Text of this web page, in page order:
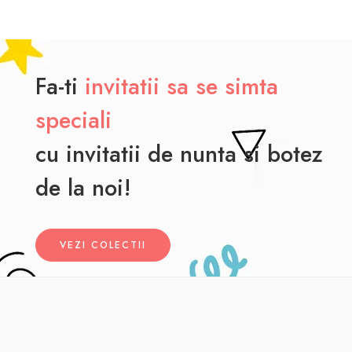
Fa-ti invitatii sa se simta
speciali
cu invitatii de nunta si botez
de la noi!
VEZI COLECTII